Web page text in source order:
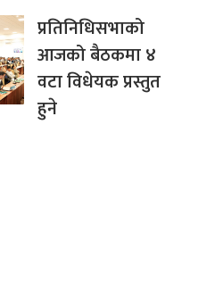
प्रतिनिधिसभाको
आजको बैठकमा ४
वटा विधेयक प्रस्तुत
हुने